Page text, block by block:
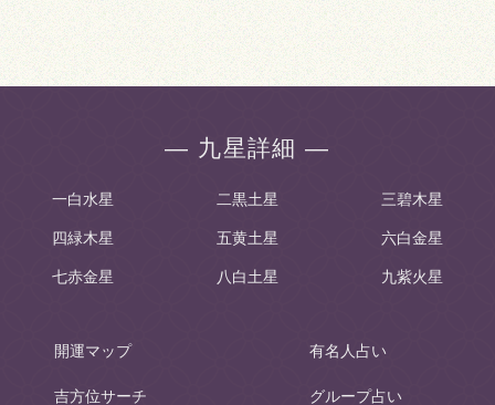
― 九星詳細 ―
一白水星 二黒土星 三碧木星
四緑木星 五黄土星 六白金星
七赤金星 八白土星 九紫火星
開運マップ
吉方位サーチ
有名人占い
グループ占い